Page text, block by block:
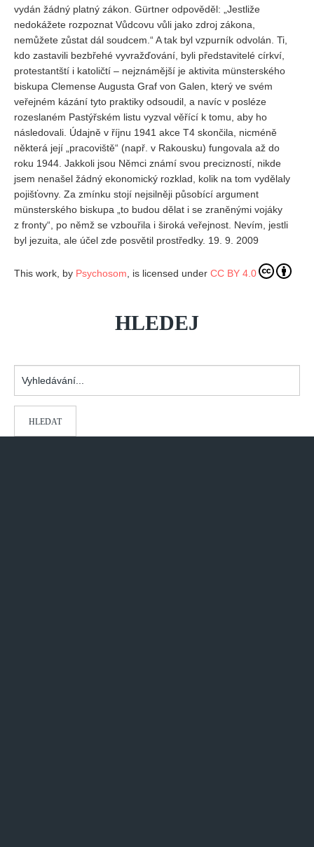
vydán žádný platný zákon. Gürtner odpověděl: „Jestliže
nedokážete rozpoznat Vůdcovu vůli jako zdroj zákona,
nemůžete zůstat dál soudcem.“ A tak byl vzpurník odvolán. Ti,
kdo zastavili bezbřehé vyvražďování, byli představitelé církví,
protestantští i katoličtí – nejznámější je aktivita münsterského
biskupa Clemense Augusta Graf von Galen, který ve svém
veřejném kázání tyto praktiky odsoudil, a navíc v posléze
rozeslaném Pastýřském listu vyzval věřící k tomu, aby ho
následovali. Údajně v říjnu 1941 akce T4 skončila, nicméně
některá její „pracoviště“ (např. v Rakousku) fungovala až do
roku 1944. Jakkoli jsou Němci známí svou precizností, nikde
jsem nenašel žádný ekonomický rozklad, kolik na tom vydělaly
pojišťovny. Za zmínku stojí nejsilněji působící argument
münsterského biskupa „to budou dělat i se zraněnými vojáky
z fronty“, po němž se vzbouřila i široká veřejnost. Nevím, jestli
byl jezuita, ale účel zde posvětil prostředky. 19. 9. 2009
This work, by Psychosom , is licensed under CC BY 4.0
HLEDEJ
HLEDAT